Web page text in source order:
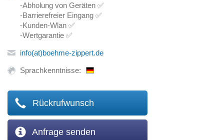
-Abholung von Geräten ✅
-Barrierefreier Eingang ✅
-Kunden-Wlan ✅
-Wertgarantie ✅
info(at)boehme-zippert.de
Sprachkenntnisse:
Rückrufwunsch
Anfrage senden